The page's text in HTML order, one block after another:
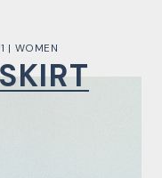
| WOMEN